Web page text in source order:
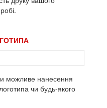
можливе нанесення
чи будь-якого